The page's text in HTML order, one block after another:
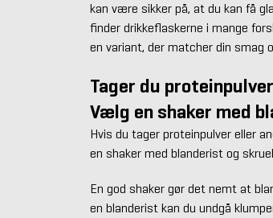
kan være sikker på, at du kan få
finder drikkeflaskerne i mange
Tager du
Vælg en shaker med
Hvis du tager proteinpulver eller
en shaker med blanderist og
En god shaker gør det nemt at
en blanderist kan du undgå